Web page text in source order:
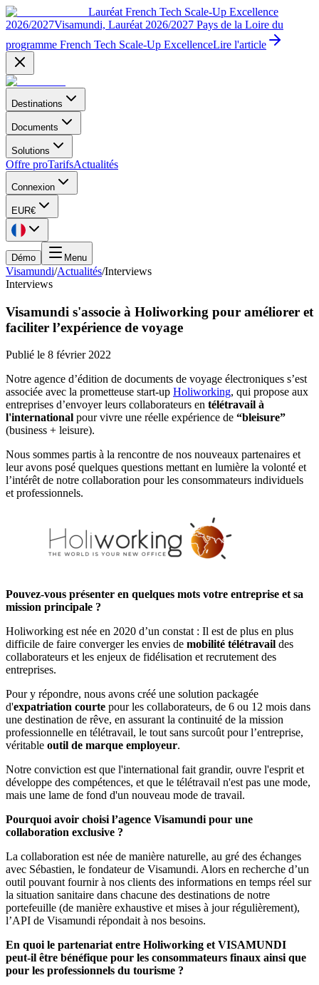
Lauréat French Tech Scale-Up Excellence
2026/2027Visamundi, Lauréat 2026/2027 Pays de la Loire du
programme French Tech Scale-Up ExcellenceLire l'article
Destinations
Documents
Solutions
Offre proTarifsActualités
Connexion
EUR€
Démo Menu
Visamundi/Actualités/Interviews
Interviews
Visamundi s'associe à Holiworking pour améliorer et
faciliter l’expérience de voyage
Publié le 8 février 2022
Notre agence d’édition de documents de voyage électroniques s’est
associée avec la prometteuse start-up Holiworking, qui propose aux
entreprises d’envoyer leurs collaborateurs en télétravail à
l'international pour vivre une réelle expérience de “bleisure”
(business + leisure).
Nous sommes partis à la rencontre de nos nouveaux partenaires et
leur avons posé quelques questions mettant en lumière la volonté et
l’intérêt de notre collaboration pour les consommateurs individuels
et professionnels.
Pouvez-vous présenter en quelques mots votre entreprise et sa
mission principale ?
Holiworking est née en 2020 d’un constat : Il est de plus en plus
difficile de faire converger les envies de mobilité télétravail des
collaborateurs et les enjeux de fidélisation et recrutement des
entreprises.
Pour y répondre, nous avons créé une solution packagée
d'expatriation courte pour les collaborateurs, de 6 ou 12 mois dans
une destination de rêve, en assurant la continuité de la mission
professionnelle en télétravail, le tout sans surcoût pour l’entreprise,
véritable outil de marque employeur.
Notre conviction est que l'international fait grandir, ouvre l'esprit et
développe des compétences, et que le télétravail n'est pas une mode,
mais une lame de fond d'un nouveau mode de travail.
Pourquoi avoir choisi l’agence Visamundi pour une
collaboration exclusive ?
La collaboration est née de manière naturelle, au gré des échanges
avec Sébastien, le fondateur de Visamundi. Alors en recherche d’un
outil pouvant fournir à nos clients des informations en temps réel sur
la situation sanitaire dans chacune des destinations de notre
portefeuille (de manière exhaustive et mises à jour régulièrement),
l’API de Visamundi répondait à nos besoins.
En quoi le partenariat entre Holiworking et VISAMUNDI
peut-il être bénéfique pour les consommateurs finaux ainsi que
pour les professionnels du tourisme ?